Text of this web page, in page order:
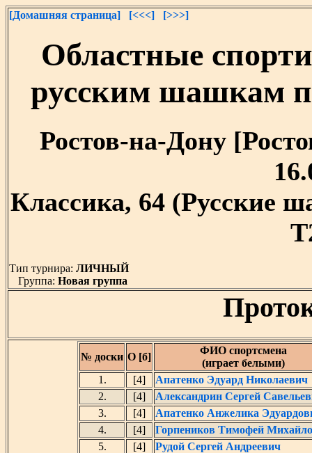
[Домашняя страница] [<<<] [>>>]
Областные
русским шашкам
Ростов-на-Дону
Классика, 64 (Русские
Тип турнира: ЛИЧНЫЙ
Группа: Новая группа
№ доски О [б]
ФИО спортсмена
(играет белыми)
1.
[4]
Апатенко Эдуард Николаевич
2.
[4]
Александрин Сергей
3.
[4]
Апатенко Анжелика
4.
[4]
Горпеников Тимофей
5.
[4]
Рудой Сергей Андреевич